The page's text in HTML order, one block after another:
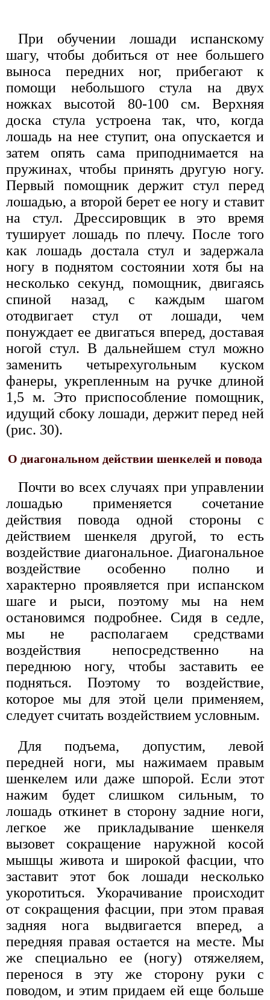
При обучении лошади испанскому
шагу, чтобы добиться от нее большего
выноса передних ног, прибегают к
помощи небольшого стула на двух
ножках высотой 80-100 см. Верхняя
доска стула устроена так, что, когда
лошадь на нее ступит, она опускается и
затем опять сама приподнимается на
пружинах, чтобы принять другую ногу.
Первый помощник держит стул перед
лошадью, а второй берет ее ногу и ставит
на стул. Дрессировщик в это время
туширует лошадь по плечу. После того
как лошадь достала стул и задержала
ногу в поднятом состоянии хотя бы на
несколько секунд, помощник, двигаясь
спиной назад, с каждым шагом
отодвигает стул от лошади, чем
понуждает ее двигаться вперед, доставая
ногой стул. В дальнейшем стул можно
заменить четырехугольным куском
фанеры, укрепленным на ручке длиной
1,5 м. Это приспособление помощник,
идущий сбоку лошади, держит перед ней
(рис. 30).
О диагональном действии шенкелей и повода
Почти во всех случаях при управлении
лошадью применяется сочетание
действия повода одной стороны с
действием шенкеля другой, то есть
воздействие диагональное. Диагональное
воздействие особенно полно и
характерно проявляется при испанском
шаге и рыси, поэтому мы на нем
остановимся подробнее. Сидя в седле,
мы не располагаем средствами
воздействия непосредственно на
переднюю ногу, чтобы заставить ее
подняться. Поэтому то воздействие,
которое мы для этой цели применяем,
следует считать воздействием условным.
Для подъема, допустим, левой
передней ноги, мы нажимаем правым
шенкелем или даже шпорой. Если этот
нажим будет слишком сильным, то
лошадь откинет в сторону задние ноги,
легкое же прикладывание шенкеля
вызовет сокращение наружной косой
мышцы живота и широкой фасции, что
заставит этот бок лошади несколько
укоротиться. Укорачивание происходит
от сокращения фасции, при этом правая
задняя нога выдвигается вперед, а
передняя правая остается на месте. Мы
же специально ее (ногу) отяжеляем,
перенося в эту же сторону руки с
поводом, и этим придаем ей еще больше